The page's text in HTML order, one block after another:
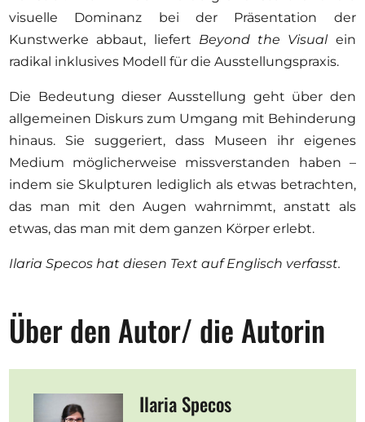
visuelle Dominanz bei der Präsentation der
Kunstwerke abbaut, liefert Beyond the Visualein
radikal inklusives Modell für die Ausstellungspraxis.
Die Bedeutung dieser Ausstellung geht über den
allgemeinen Diskurs zum Umgang mit Behinderung
hinaus. Sie suggeriert, dass Museen ihr eigenes
Medium möglicherweise missverstanden haben –
indem sie Skulpturen lediglich als etwas betrachten,
das man mit den Augen wahrnimmt, anstatt als
etwas, das man mit dem ganzen Körper erlebt.
Ilaria Specos hat diesen Text auf Englisch verfasst.
Über den Autor/ die Autorin
Ilaria Specos